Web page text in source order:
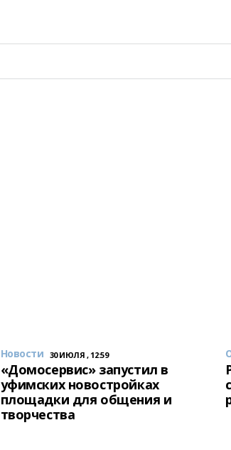
Новости 30 ИЮЛЯ , 12:59
«Домосервис» запустил в
уфимских новостройках
площадки для общения и
творчества